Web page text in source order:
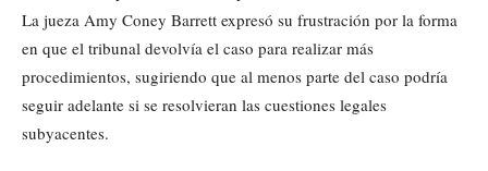
La jueza Amy Coney Barrett expresó su frustración por la forma
en que el tribunal devolvía el caso para realizar más
procedimientos, sugiriendo que al menos parte del caso podría
seguir adelante si se resolvieran las cuestiones legales
subyacentes.